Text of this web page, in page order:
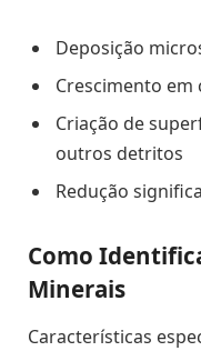
Deposição
Crescimento em
Criação de
outros detritos
Redução
Como
Minerais
Características